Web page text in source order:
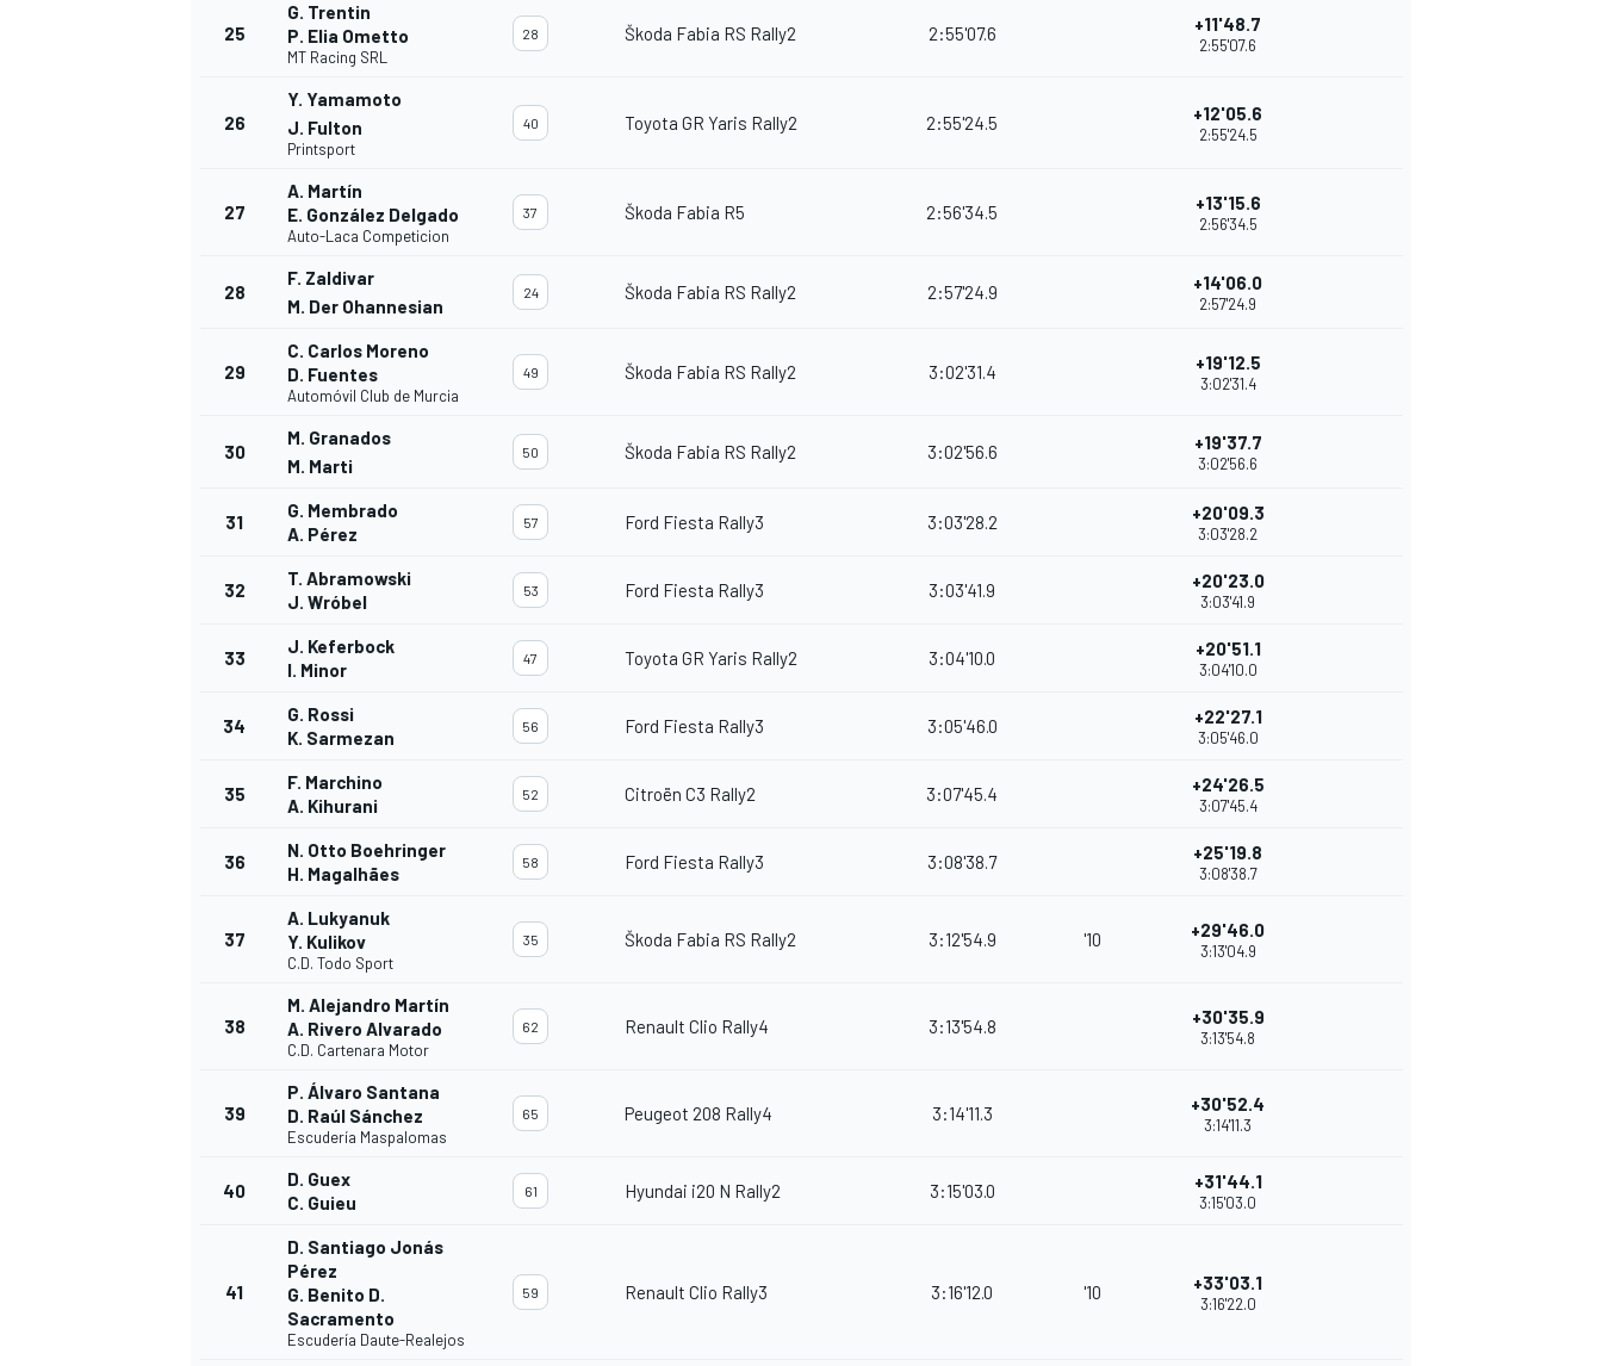
25
G. Trentin
P. Elia Ometto
MT Racing SRL
28 Škoda Fabia RS Rally2 2:55'07.6 +11'48.7
2:55'07.6
26
Y. Yamamoto
J. Fulton
Printsport
40 Toyota GR Yaris Rally2 2:55'24.5 +12'05.6
2:55'24.5
27
A. Martín
E. González Delgado
Auto-Laca Competicion
37 Škoda Fabia R5 2:56'34.5 +13'15.6
2:56'34.5
28
F. Zaldivar
M. Der Ohannesian
24 Škoda Fabia RS Rally2 2:57'24.9 +14'06.0
2:57'24.9
29
C. Carlos Moreno
D. Fuentes
Automóvil Club de Murcia
49 Škoda Fabia RS Rally2 3:02'31.4 +19'12.5
3:02'31.4
30
M. Granados
M. Marti
50 Škoda Fabia RS Rally2 3:02'56.6 +19'37.7
3:02'56.6
31
G. Membrado
A. Pérez
57 Ford Fiesta Rally3 3:03'28.2 +20'09.3
3:03'28.2
32
T. Abramowski
J. Wróbel
53 Ford Fiesta Rally3 3:03'41.9 +20'23.0
3:03'41.9
33
J. Keferbock
I. Minor
47 Toyota GR Yaris Rally2 3:04'10.0 +20'51.1
3:04'10.0
34
G. Rossi
K. Sarmezan
56 Ford Fiesta Rally3 3:05'46.0 +22'27.1
3:05'46.0
35
F. Marchino
A. Kihurani
52 Citroën C3 Rally2 3:07'45.4 +24'26.5
3:07'45.4
36
N. Otto Boehringer
H. Magalhães
58 Ford Fiesta Rally3 3:08'38.7 +25'19.8
3:08'38.7
37
A. Lukyanuk
Y. Kulikov
C.D. Todo Sport
35 Škoda Fabia RS Rally2 3:12'54.9 '10 +29'46.0
3:13'04.9
38
M. Alejandro Martín
A. Rivero Alvarado
C.D. Cartenara Motor
62 Renault Clio Rally4 3:13'54.8 +30'35.9
3:13'54.8
39
P. Álvaro Santana
D. Raúl Sánchez
Escudería Maspalomas
65 Peugeot 208 Rally4 3:14'11.3 +30'52.4
3:14'11.3
40
D. Guex
C. Guieu
61 Hyundai i20 N Rally2 3:15'03.0 +31'44.1
3:15'03.0
41
D. Santiago Jonás
Pérez
G. Benito D.
Sacramento
Escudería Daute-Realejos
59 Renault Clio Rally3 3:16'12.0 '10 +33'03.1
3:16'22.0